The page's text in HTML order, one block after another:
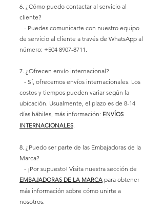
6. ¿Cómo puedo contactar al servicio al
cliente?
- Puedes comunicarte con nuestro equipo
de servicio al cliente a través de WhatsApp al
número: +504 8907-8711.
7. ¿Ofrecen envío internacional?
- Sí, ofrecemos envíos internacionales. Los
costos y tiempos pueden variar según la
ubicación. Usualmente, el plazo es de 8-14
días hábiles, más información: ENVÍOS
INTERNACIONALES.
8. ¿Puedo ser parte de las Embajadoras de la
Marca?
- ¡Por supuesto! Visita nuestra sección de
EMBAJADORAS DE LA MARCA para obtener
más información sobre cómo unirte a
nosotros.